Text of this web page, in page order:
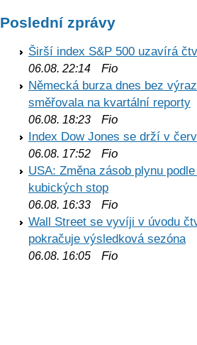
Poslední zprávy
Širší index S&P 500 uzavírá
06.08. 22:14 Fio
Německá burza dnes bez
směřovala na kvartální reporty
06.08. 18:23 Fio
Index Dow Jones se drží v
06.08. 17:52 Fio
USA: Změna zásob plynu
kubických stop
06.08. 16:33 Fio
Wall Street se vyvíji v úvodu
pokračuje výsledková sezóna
06.08. 16:05 Fio